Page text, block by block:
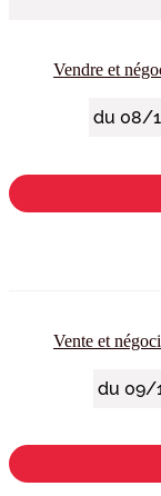
Vendre et
Vente et